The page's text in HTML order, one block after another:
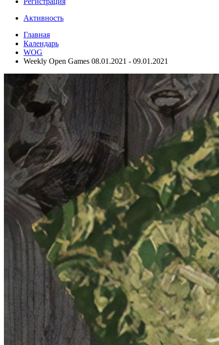
Активность
Главная
Календарь
WOG
Weekly Open Games 08.01.2021 - 09.01.2021